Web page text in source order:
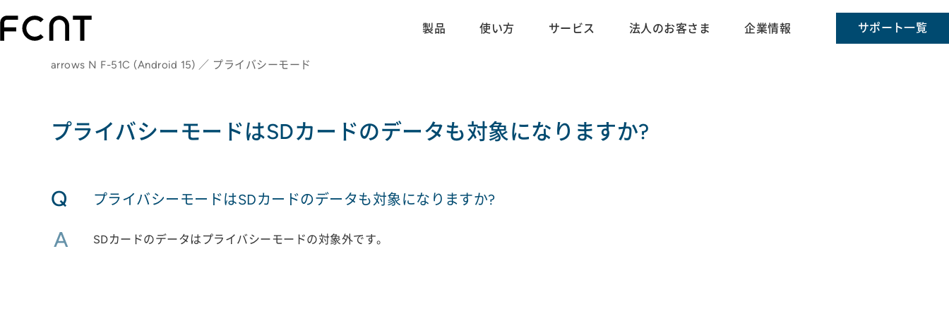
製品 使い方 サービス 法人のお客さま 企業情報 サポート一覧
arrows N F-51C (Android 15) ／ プライバシーモード
プライバシーモードはSDカードのデータも対象になりますか?
Q プライバシーモードはSDカードのデータも対象になりますか?
A SDカードのデータはプライバシーモードの対象外です。